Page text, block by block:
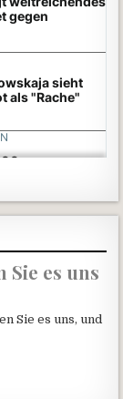
Sie es uns
Sie es uns, und